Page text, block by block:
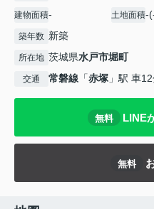
建物面積- 土地面積-
築年数 新築
所在地 茨城県水戸市堀町
交通 常磐線 「赤塚 」駅 車
無料 LINE
無料